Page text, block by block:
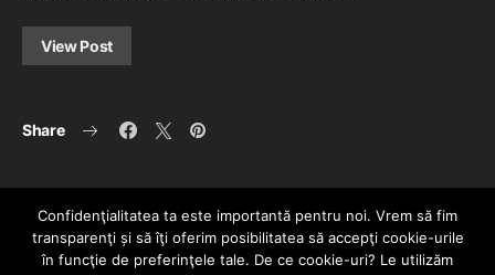
View Post
Share
Confidenţialitatea ta este importantă pentru noi. Vrem să fim
transparenţi și să îţi oferim posibilitatea să accepţi cookie-urile
în funcţie de preferinţele tale. De ce cookie-uri? Le utilizăm